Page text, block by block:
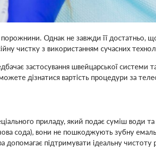
Однак не завжди її достатньо,
чистку з використанням сучасних
застосування швейцарської системи та
дізнатися вартість процедури за
приладу, який подає суміш води
сода), вони не пошкоджують зубну
підтримувати ідеальну